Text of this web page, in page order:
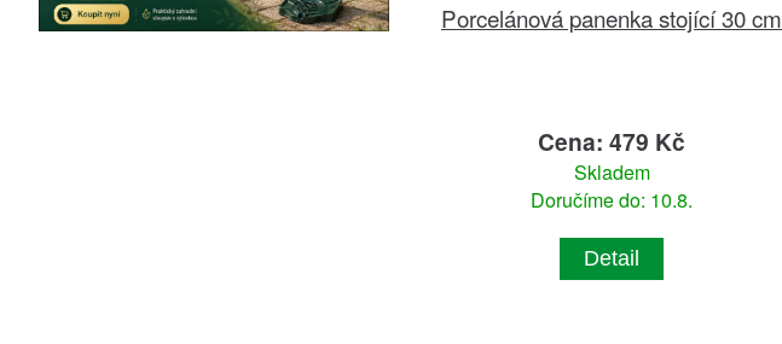
Porcelánová panenka stojící 30 cm
Cena: 479 Kč
Skladem
Doručíme do: 10.8.
Detail